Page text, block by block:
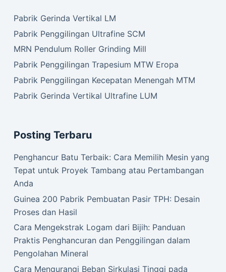
Pabrik Gerinda Vertikal LM
Pabrik Penggilingan Ultrafine SCM
MRN Pendulum Roller Grinding Mill
Pabrik Penggilingan Trapesium MTW Eropa
Pabrik Penggilingan Kecepatan Menengah MTM
Pabrik Gerinda Vertikal Ultrafine LUM
Posting Terbaru
Penghancur Batu Terbaik: Cara Memilih Mesin yang
Tepat untuk Proyek Tambang atau Pertambangan
Anda
Guinea 200 Pabrik Pembuatan Pasir TPH: Desain
Proses dan Hasil
Cara Mengekstrak Logam dari Bijih: Panduan
Praktis Penghancuran dan Penggilingan dalam
Pengolahan Mineral
Cara Mengurangi Beban Sirkulasi Tinggi pada